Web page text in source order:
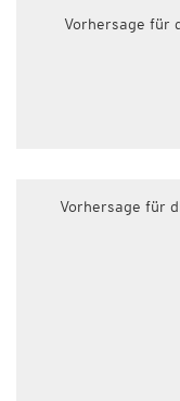
Vorhersage für
Vorhersage für